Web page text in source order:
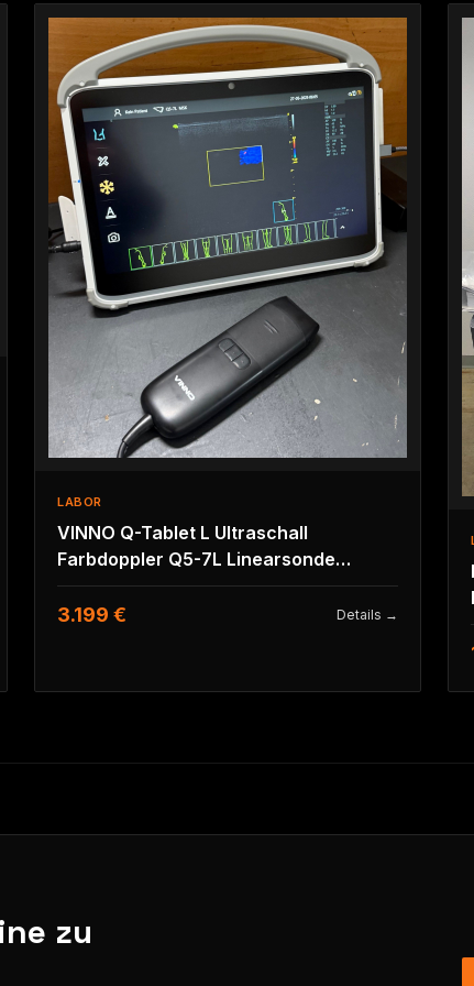
LABOR
VINNO Q-Tablet L Ultraschall
Farbdoppler Q5-7L Linearsonde
Tragbar MSK
3.199 € Details →
zu